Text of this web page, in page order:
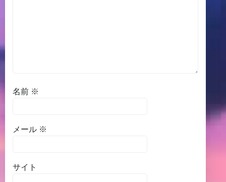
名前 ※
メール ※
サイト